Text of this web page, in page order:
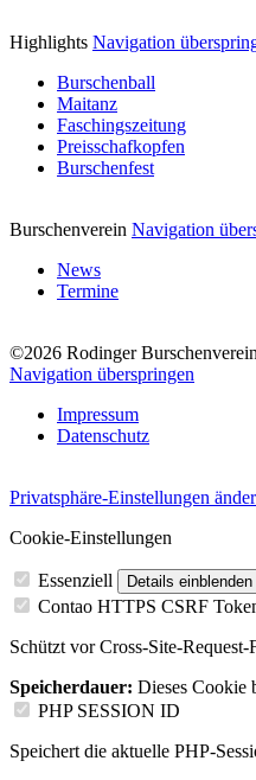
Highlights Navigation
Burschenball
Maitanz
Faschingszeitung
Preisschafkopfen
Burschenfest
Burschenverein Navigation
News
Termine
©2026 Rodinger
Navigation überspringen
Impressum
Datenschutz
Privatsphäre-Einstellungen
Cookie-Einstellungen
Essenziell Details einblenden
Contao HTTPS CSRF
Schützt vor Cross-Site-
Speicherdauer: Dieses Cookie
PHP SESSION ID
Speichert die aktuelle PHP-